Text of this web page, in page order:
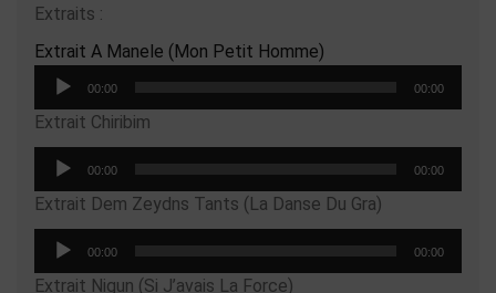
Extraits :
Extrait A Manele (Mon Petit Homme)
Lecteur
00:00 00:00
Extrait Chiribim
Lecteur
00:00 00:00
Extrait Dem Zeydns Tants (La Danse Du Gra)
Lecteur
00:00 00:00
Extrait Nigun (Si J’avais La Force)